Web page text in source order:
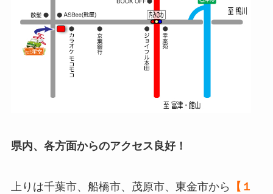
県内、各方面からのアクセス良好！
上りは千葉市、船橋市、茂原市、東金市から
【１